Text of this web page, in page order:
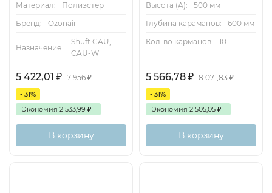
Материал:
Полиэстер
Бренд:
Ozonair
Назначение.:
Shuft CAU,
CAU-W
5 422,01 ₽ 7 956₽
- 31%
Экономия 2 533,99 ₽
В корзину
Высота (А):
500 мм
Глубина караманов:
600 мм
Кол-во карманов:
10
5 566,78 ₽ 8 071,83₽
- 31%
Экономия 2 505,05 ₽
В корзину